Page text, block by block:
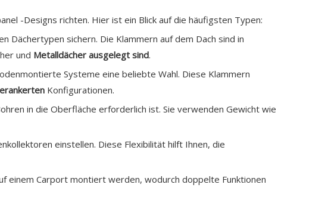
-Designs richten. Hier ist ein Blick auf die häufigsten Typen:
Dächertypen sichern. Die Klammern auf dem Dach sind in
und Metalldächer ausgelegt sind.
Systeme eine beliebte Wahl. Diese Klammern
Konfigurationen.
in die Oberfläche erforderlich ist. Sie verwenden Gewicht wie
einstellen. Diese Flexibilität hilft Ihnen, die
einem Carport montiert werden, wodurch doppelte Funktionen